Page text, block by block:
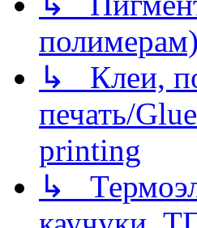
↳ Клеи,
печать/
printing
↳